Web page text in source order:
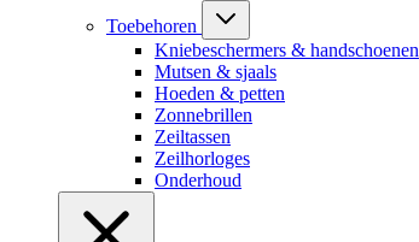
Toebehoren
Kniebeschermers & handschoenen
Mutsen & sjaals
Hoeden & petten
Zonnebrillen
Zeiltassen
Zeilhorloges
Onderhoud